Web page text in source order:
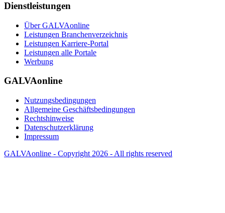
Dienstleistungen
Über GALVAonline
Leistungen Branchenverzeichnis
Leistungen Karriere-Portal
Leistungen alle Portale
Werbung
GALVAonline
Nutzungsbedingungen
Allgemeine Geschäftsbedingungen
Rechtshinweise
Datenschutzerklärung
Impressum
GALVAonline - Copyright 2026 - All rights reserved